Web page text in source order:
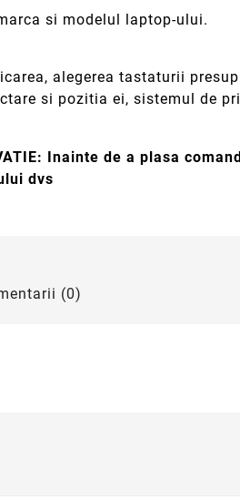
si modelul laptop-ului.
alegerea tastaturii
si pozitia ei, sistemul de
Inainte de a plasa
dvs
(0)